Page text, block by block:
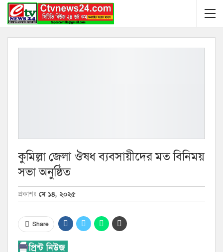
কুমিল্লা জেলা ঔষধ ব্যবসায়ীদের মত বিনিময়
সভা অনুষ্ঠিত
প্রকাশঃ মে ১৪, ২০২৫
Share